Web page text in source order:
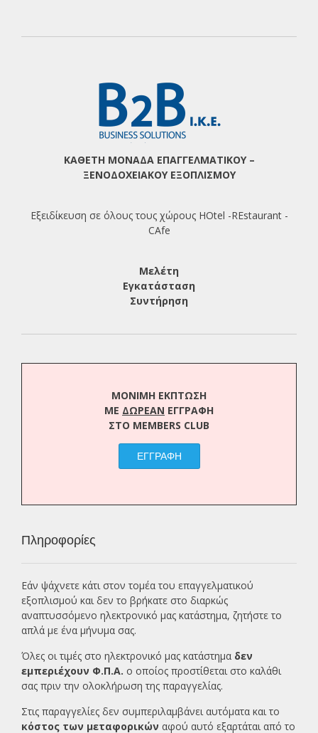
ΚΑΘΕΤΗ ΜΟΝΑΔΑ ΕΠΑΓΓΕΛΜΑΤΙΚΟΥ –
ΞΕΝΟΔΟΧΕΙΑΚΟΥ ΕΞΟΠΛΙΣΜΟΥ
Εξειδίκευση σε όλους τους χώρους HOtel -REstaurant -
CAfe
Μελέτη
Εγκατάσταση
Συντήρηση
ΜΟΝΙΜΗ ΕΚΠΤΩΣΗ
ΜΕ ΔΩΡΕΑΝ ΕΓΓΡΑΦΗ
ΣΤΟ MEMBERS CLUB
ΕΓΓΡΑΦΗ
Πληροφορίες
Εάν ψάχνετε κάτι στον τομέα του επαγγελματικού
εξοπλισμού και δεν το βρήκατε στο διαρκώς
αναπτυσσόμενο ηλεκτρονικό μας κατάστημα, ζητήστε το
απλά με ένα μήνυμα σας.
Όλες οι τιμές στο ηλεκτρονικό μας κατάστημα δεν
εμπεριέχουν Φ.Π.Α. ο οποίος προστίθεται στο καλάθι
σας πριν την ολοκλήρωση της παραγγελίας.
Στις παραγγελίες δεν συμπεριλαμβάνει αυτόματα και το
κόστος των μεταφορικών αφού αυτό εξαρτάται από το